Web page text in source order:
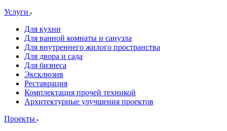
Услуги
Для кухни
Для ванной комнаты и санузла
Для внутреннего жилого пространства
Для двора и сада
Для бизнеса
Эксклюзив
Реставрация
Комплектация прочей техникой
Архитектурные улучшения проектов
Проекты